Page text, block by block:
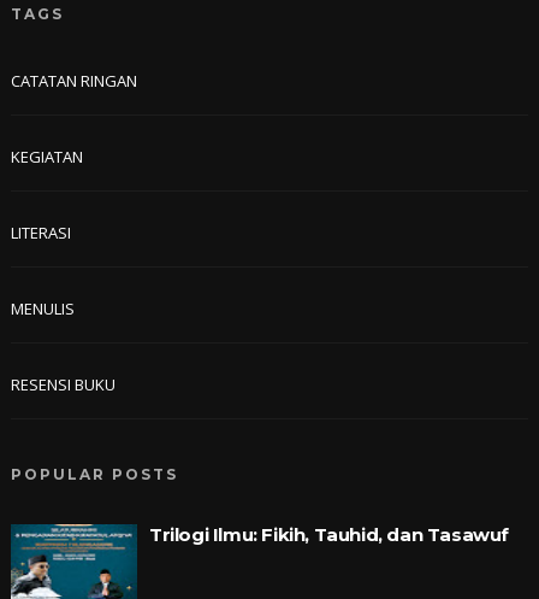
TAGS
CATATAN RINGAN
KEGIATAN
LITERASI
MENULIS
RESENSI BUKU
POPULAR POSTS
Trilogi Ilmu: Fikih, Tauhid, dan Tasawuf